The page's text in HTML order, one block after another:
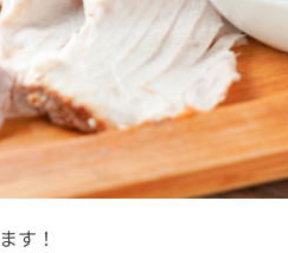
す！